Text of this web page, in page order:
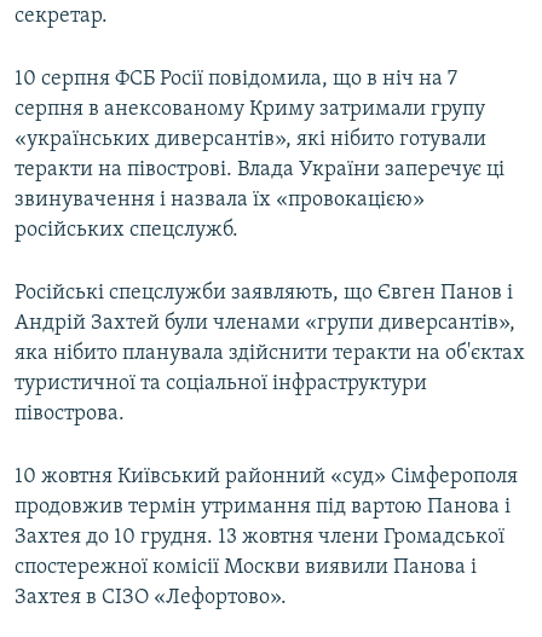
секретар.
10 серпня ФСБ Росії повідомила, що в ніч на 7
серпня в анексованому Криму затримали групу
«українських диверсантів», які нібито готували
теракти на півострові. Влада України заперечує ці
звинувачення і назвала їх «провокацією»
російських спецслужб.
Російські спецслужби заявляють, що Євген Панов і
Андрій Захтей були членами «групи диверсантів»,
яка нібито планувала здійснити теракти на об'єктах
туристичної та соціальної інфраструктури
півострова.
10 жовтня Київський районний «суд» Сімферополя
продовжив термін утримання під вартою Панова і
Захтея до 10 грудня. 13 жовтня члени Громадської
спостережної комісії Москви виявили Панова і
Захтея в СІЗО «Лефортово».